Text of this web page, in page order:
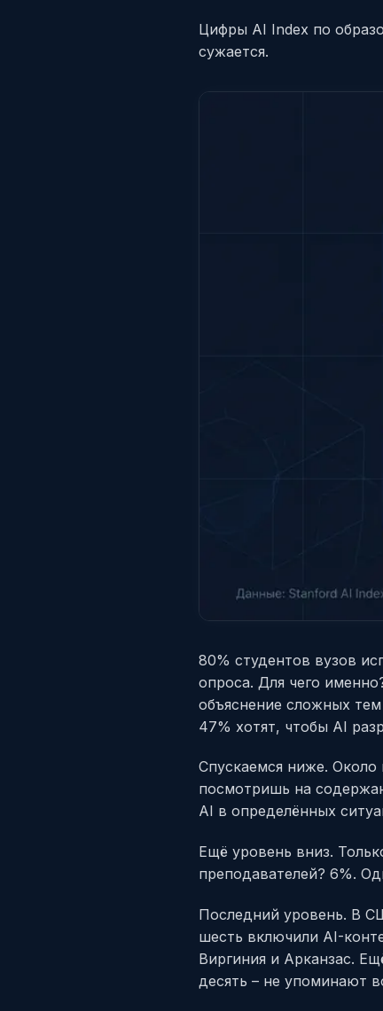
Цифры AI Index по
сужается.
80% студентов вузов
опроса. Для чего
объяснение сложных
47% хотят, чтобы AI
Спускаемся ниже.
посмотришь на
AI в определённых
Ещё уровень вниз.
преподавателей? 6%.
Последний уровень. В
шесть включили AI-
Виргиния и Арканзас.
десять – не упоминают